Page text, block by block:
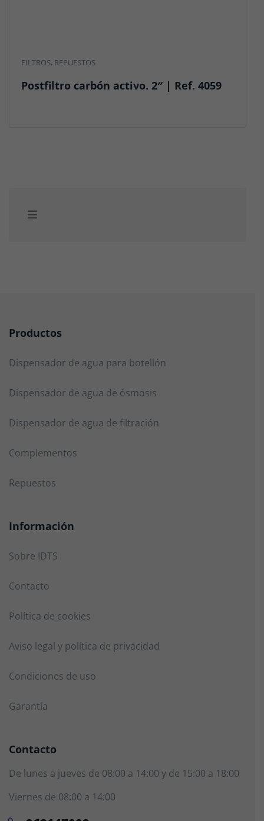
FILTROS, REPUESTOS
Postfiltro carbón activo. 2″ | Ref. 4059
Productos
Dispensador de agua para botellón
Dispensador de agua de ósmosis
Dispensador de agua de filtración
Complementos
Repuestos
Información
Sobre IDTS
Contacto
Política de cookies
Aviso legal y política de privacidad
Condiciones de uso
Garantía
Contacto
De lunes a jueves de 08:00 a 14:00 y de 15:00 a 18:00
Viernes de 08:00 a 14:00